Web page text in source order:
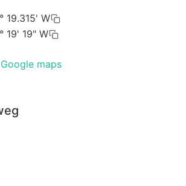
19.315' W
19' 19" W
maps